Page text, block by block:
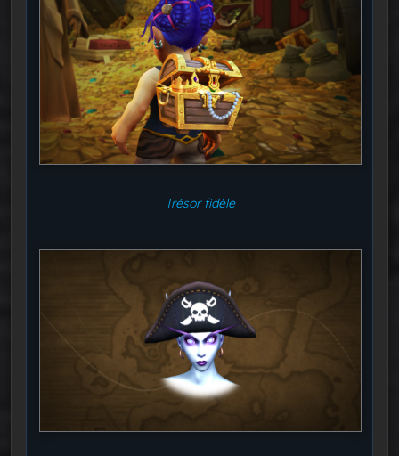
Trésor fidèle